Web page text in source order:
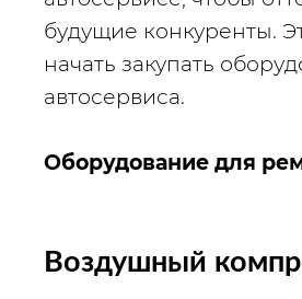
будущие конкуренты.
начать закупать
автосервиса.
Оборудование для
Воздушный